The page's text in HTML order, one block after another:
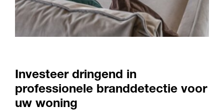
Investeer dringend in
professionele branddetectie voor
uw woning